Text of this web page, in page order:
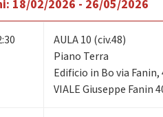
18/02/2026 - 26/05/2026
AULA 10 (civ.48)
Piano Terra
Edificio in Bo via Fanin,
VIALE Giuseppe Fanin